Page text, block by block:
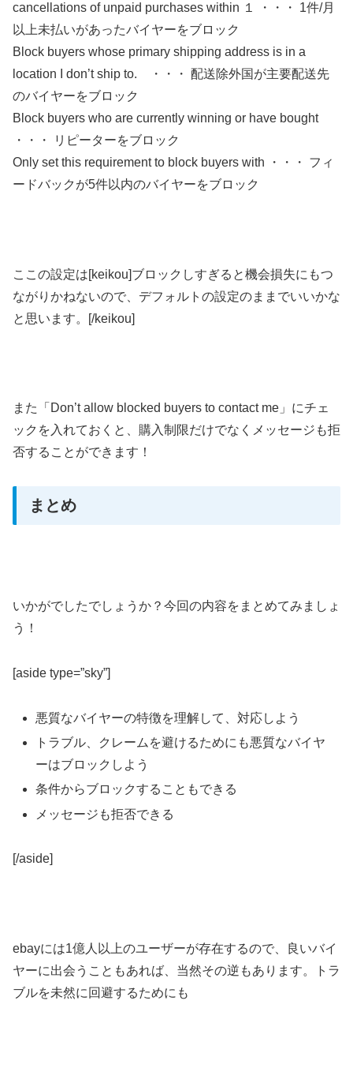
cancellations of unpaid purchases within １ ・・・ 1件/月
以上未払いがあったバイヤーをブロック
Block buyers whose primary shipping address is in a
location I don’t ship to. ・・・ 配送除外国が主要配送先
のバイヤーをブロック
Block buyers who are currently winning or have bought
・・・ リピーターをブロック
Only set this requirement to block buyers with ・・・ フィ
ードバックが5件以内のバイヤーをブロック
ここの設定は[keikou]ブロックしすぎると機会損失にもつ
ながりかねないので、デフォルトの設定のままでいいかな
と思います。[/keikou]
また「Don’t allow blocked buyers to contact me」にチェ
ックを入れておくと、購入制限だけでなくメッセージも拒
否することができます！
まとめ
いかがでしたでしょうか？今回の内容をまとめてみましょ
う！
[aside type=”sky”]
悪質なバイヤーの特徴を理解して、対応しよう
トラブル、クレームを避けるためにも悪質なバイヤ
ーはブロックしよう
条件からブロックすることもできる
メッセージも拒否できる
[/aside]
ebayには1億人以上のユーザーが存在するので、良いバイ
ヤーに出会うこともあれば、当然その逆もあります。トラ
ブルを未然に回避するためにも